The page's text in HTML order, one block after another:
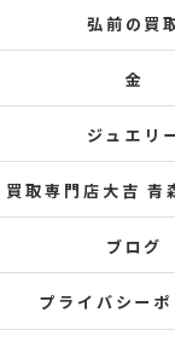
弘前の買
金
ジュエリ
買取専門店大吉 青
ブログ
プライバシーポ